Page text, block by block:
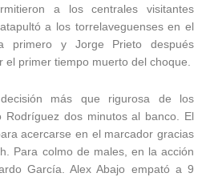
a los centrales visitantes
a los torrelaveguenses en el
primero y Jorge Prieto después
el primer tiempo muerto del choque.
más que rigurosa de los
Rodríguez dos minutos al banco. El
acercarse en el marcador gracias
Para colmo de males, en la acción
García. Alex Abajo empató a 9